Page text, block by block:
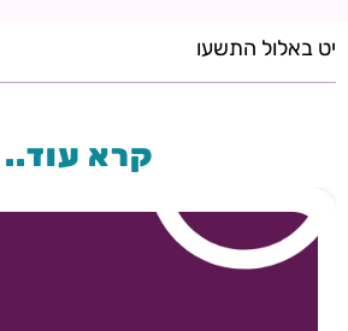
יט באלול התשעו
קרא עוד..